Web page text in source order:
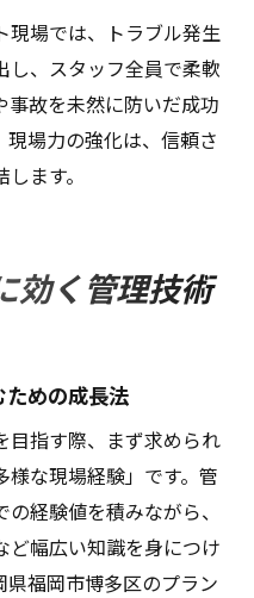
現場では、トラブル発生
し、スタッフ全員で柔軟
事故を未然に防いだ成功
場力の強化は、信頼さ
ます。
効く管理技術
めの成長法
目指す際、まず求められ
様な現場経験」です。管
経験値を積みながら、
ど幅広い知識を身につけ
県福岡市博多区のプラン